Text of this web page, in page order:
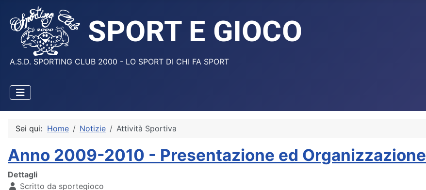
A.S.D. SPORTING CLUB 2000 - LO SPORT DI CHI FA SPORT
Sei qui: Home Notizie Attività Sportiva
Anno 2009-2010 - Presentazione ed Organizzazione
Dettagli
Scritto da sportegioco